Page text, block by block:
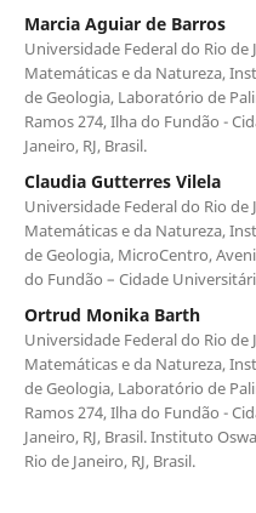
Marcia Aguiar de Barros
Universidade Federal do Rio de
Matemáticas e da Natureza,
de Geologia, Laboratório de
Ramos 274, Ilha do Fundão -
Janeiro, RJ, Brasil.
Claudia Gutterres Vilela
Universidade Federal do Rio de
Matemáticas e da Natureza,
de Geologia, MicroCentro,
do Fundão – Cidade
Ortrud Monika Barth
Universidade Federal do Rio de
Matemáticas e da Natureza,
de Geologia, Laboratório de
Ramos 274, Ilha do Fundão -
Janeiro, RJ, Brasil. Instituto
Rio de Janeiro, RJ, Brasil.